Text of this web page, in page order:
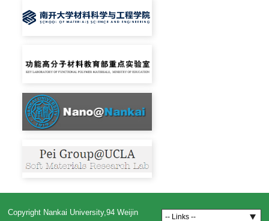
Copyright Nankai University,94 Weijin
-- Links --